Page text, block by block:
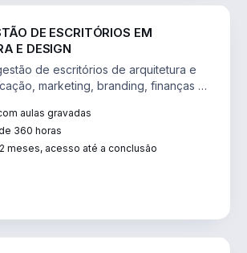
DE ESCRITÓRIOS EM
E DESIGN
de escritórios de arquitetura e
marketing, branding, finanças e
aulas gravadas
360 horas
meses, acesso até a conclusão